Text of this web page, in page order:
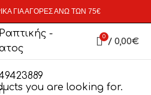
ΓΙΑ ΑΓΟΡΕΣ ΑΝΩ ΤΩΝ 75€
0 / 0,00€
you are looking for.